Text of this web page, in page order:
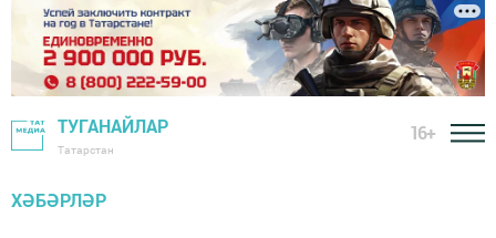
ТУГАНАЙЛАР
Татарстан
16+
ХӘБӘРЛӘР